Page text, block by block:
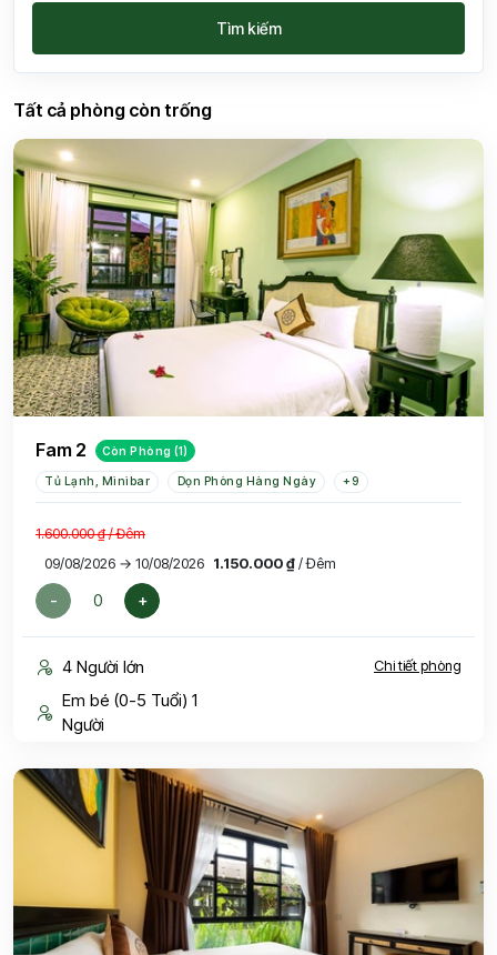
Tìm kiếm
Tất cả phòng còn trống
Fam 2 Còn Phòng (1)
Tủ Lạnh, Minibar Dọn Phòng Hàng Ngày +9
1.600.000 ₫/ Đêm
09/08/2026 → 10/08/2026 1.150.000 ₫ / Đêm
- +
4 Người lớn Chi tiết phòng
Em bé (0-5 Tuổi) 1
Người